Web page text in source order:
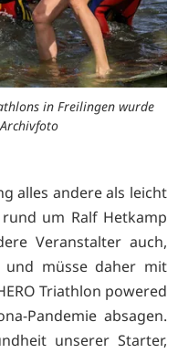
in Freilingen wurde
alles andere als leicht
um Ralf Hetkamp
Veranstalter auch,
und müsse daher mit
Triathlon powered
Pandemie absagen.
unserer Starter,